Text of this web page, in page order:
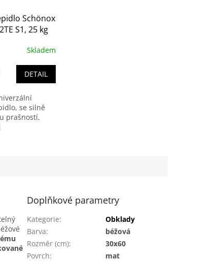
Schönox
S1, 25 kg
Skladem
DETAIL
se silně
prašností,
Doplňkové parametry
Kategorie:
Obklady
Barva:
béžová
Rozměr (cm):
30x60
Povrch: mat